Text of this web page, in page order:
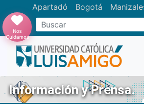
Apartadó Bogotá
Buscar
Nos
Cuidamos
Información y Prensa.